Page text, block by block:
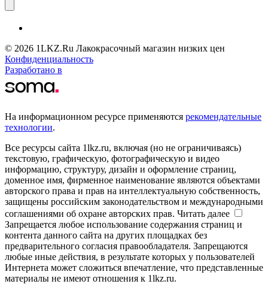
© 2026 1LKZ.Ru Лакокрасочный магазин низких цен
Конфиденциальность
Разработано в
На информационном ресурсе применяются рекомендательные
технологии.
Все ресурсы сайта 1lkz.ru, включая (но не ограничиваясь)
текстовую, графическую, фотографическую и видео
информацию, структуру, дизайн и оформление страниц,
доменное имя, фирменное наименование являются объектами
авторского права и прав на интеллектуальную собственность,
защищены российским законодательством и международными
соглашениями об охране авторских прав. Читать далее
Запрещается любое использование содержания страниц и
контента данного сайта на других площадках без
предварительного согласия правообладателя. Запрещаются
любые иные действия, в результате которых у пользователей
Интернета может сложиться впечатление, что представленные
материалы не имеют отношения к 1lkz.ru.